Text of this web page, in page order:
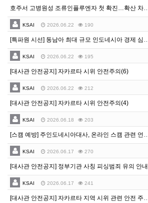
KSAI 2026.06.22 190
KSAI 2026.06.22 195
[대사관 안전공지] 자카르타 시위 안전주의(6)
KSAI 2026.06.22 212
[대사관 안전공지] 자카르타 시위 안전주의(4)
KSAI 2026.06.18 203
KSAI 2026.06.17 270
[대사관 안전공지] 정부기관 사칭 피싱범죄 유의 안내
KSAI 2026.06.17 241